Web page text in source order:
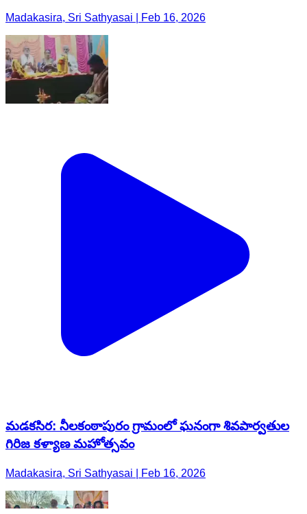
Madakasira, Sri Sathyasai | Feb 16, 2026
మడకసిర: నీలకంఠాపురం గ్రామంలో ఘనంగా శివపార్వతుల
గిరిజ కళ్యాణ మహోత్సవం
Madakasira, Sri Sathyasai | Feb 16, 2026